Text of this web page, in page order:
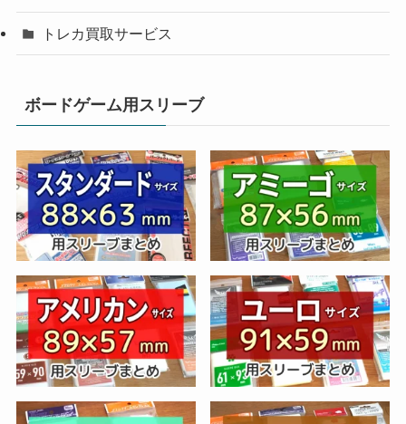
トレカ買取サービス
ボードゲーム用スリーブ